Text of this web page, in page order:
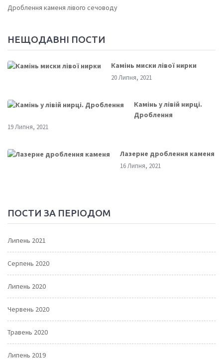
Дроблення каменя лівого сечоводу
НЕЩОДАВНІ ПОСТИ
Камінь миски лівої нирки
20 Липня, 2021
Камінь у лівій нирці.
Дроблення
19 Липня, 2021
Лазерне дроблення каменя
16 Липня, 2021
ПОСТИ ЗА ПЕРІОДОМ
Липень 2021
Серпень 2020
Липень 2020
Червень 2020
Травень 2020
Липень 2019